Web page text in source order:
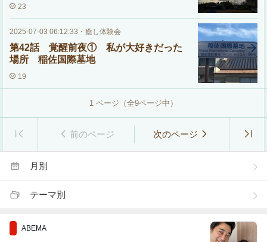
23
2025-07-03 06:12:33 ・ 癒し体験会
第42話 覚醒前夜① 私が大好きだった
場所 稲佐国際墓地
19
1 ページ（全9ページ中）
前のページ 次のページ
月別
テーマ別
ABEMA